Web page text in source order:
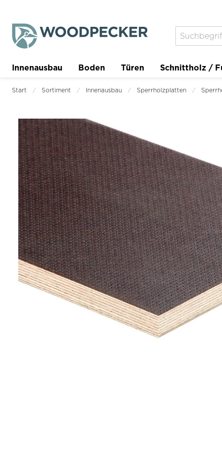
Innenausbau Boden Türen Schnittholz /
Trockenbau Planer
Start Sortiment Innenausbau Sperrholzplatten